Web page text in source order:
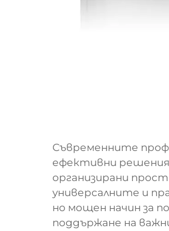
Съвременните
ефективни решения
организирани
универсалните и
но мощен начин за
поддържане на